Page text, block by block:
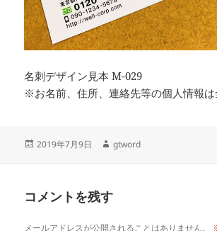
名刺デザイン見本 M-029
※お名前、住所、連絡先等の個人情報
投
2019年7月9日
作
gtword
コメントを残す
メールアドレスが公開されることはありません。